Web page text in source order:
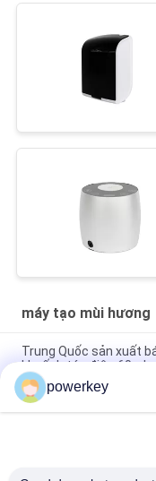
máy tạo mùi hương
Trung Quốc sản xuất
khuếch tán điện 60ml
Giá bán trực tiếp của
diffuser 60ml nhôm
Máy pha trộn dầu thiết
powerkey